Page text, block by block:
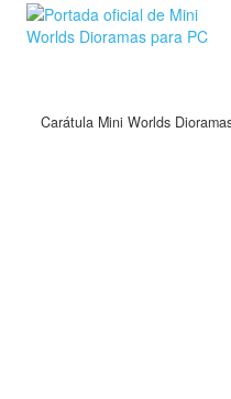
Carátula Mini Worlds